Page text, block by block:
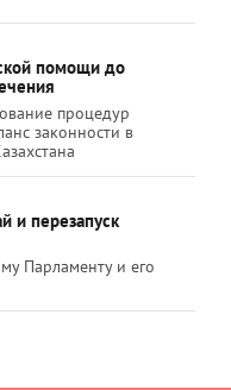
помощи до
процедур
законности в
и перезапуск
Парламенту и его